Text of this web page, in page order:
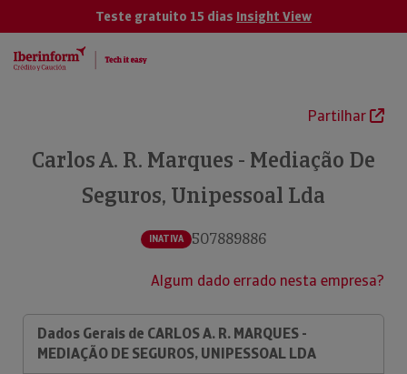
Teste gratuito 15 dias Insight View
Partilhar
Carlos A. R. Marques - Mediação De
Seguros, Unipessoal Lda
INATIVA 507889886
Algum dado errado nesta empresa?
Dados Gerais de CARLOS A. R. MARQUES -
MEDIAÇÃO DE SEGUROS, UNIPESSOAL LDA